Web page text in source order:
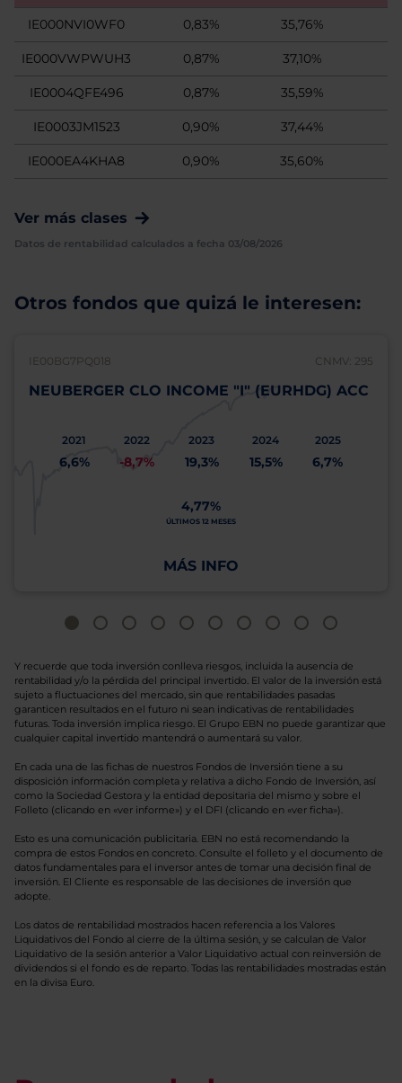
IE000NVI0WF0 0,83% 35,76%
IE000VWPWUH3 0,87% 37,10%
IE0004QFE496 0,87% 35,59%
IE0003JM1523 0,90% 37,44%
IE000EA4KHA8 0,90% 35,60%
Ver más clases
Datos de rentabilidad calculados a fecha 03/08/2026
Otros fondos que quizá le interesen:
IE00BG7PQ018 CNMV: 295
NEUBERGER CLO INCOME "I" (EURHDG) ACC
2021
6,6%
2022
-8,7%
2023
19,3%
2024
15,5%
2025
6,7%
4,77%
ÚLTIMOS 12 MESES
MÁS INFO
Y recuerde que toda inversión conlleva riesgos, incluida la ausencia de
rentabilidad y/o la pérdida del principal invertido. El valor de la inversión está
sujeto a fluctuaciones del mercado, sin que rentabilidades pasadas
garanticen resultados en el futuro ni sean indicativas de rentabilidades
futuras. Toda inversión implica riesgo. El Grupo EBN no puede garantizar que
cualquier capital invertido mantendrá o aumentará su valor.
En cada una de las fichas de nuestros Fondos de Inversión tiene a su
disposición información completa y relativa a dicho Fondo de Inversión, así
como la Sociedad Gestora y la entidad depositaria del mismo y sobre el
Folleto (clicando en «ver informe») y el DFI (clicando en «ver ficha»).
Esto es una comunicación publicitaria. EBN no está recomendando la
compra de estos Fondos en concreto. Consulte el folleto y el documento de
datos fundamentales para el inversor antes de tomar una decisión final de
inversión. El Cliente es responsable de las decisiones de inversión que
adopte.
Los datos de rentabilidad mostrados hacen referencia a los Valores
Liquidativos del Fondo al cierre de la última sesión, y se calculan de Valor
Liquidativo de la sesión anterior a Valor Liquidativo actual con reinversión de
dividendos si el fondo es de reparto. Todas las rentabilidades mostradas están
en la divisa Euro.